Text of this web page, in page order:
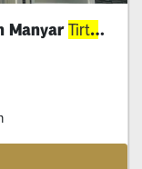
ManyarTirto moyo